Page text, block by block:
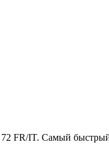
FR/IT. Самый